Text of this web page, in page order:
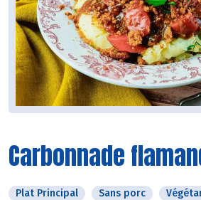
Carbonnade
Plat Principal Sans porc